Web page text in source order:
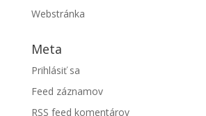
Webstránka
Meta
Prihlásiť sa
Feed záznamov
RSS feed komentárov